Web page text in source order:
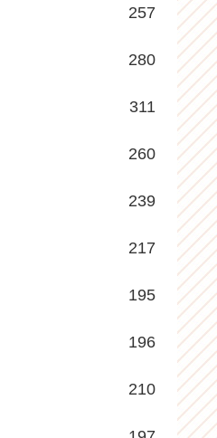
257
280
311
260
239
217
195
196
210